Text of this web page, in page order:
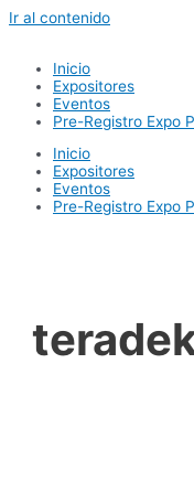
Ir al contenido
Inicio
Expositores
Eventos
Pre-Registro Expo
Inicio
Expositores
Eventos
Pre-Registro Expo